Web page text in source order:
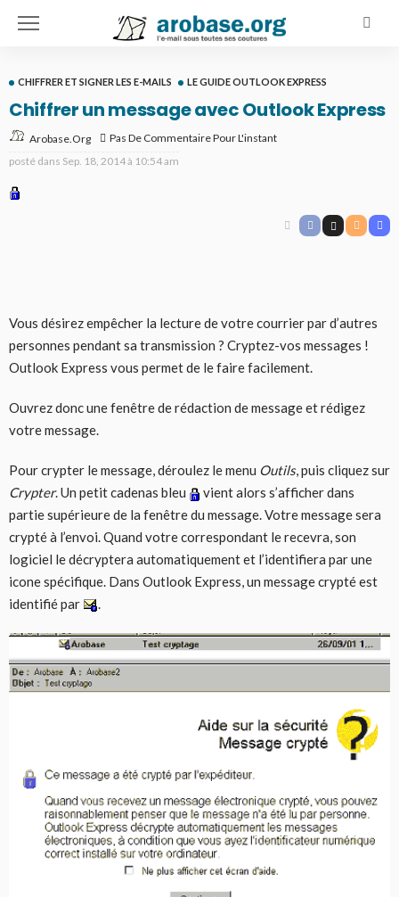
CHIFFRER ET SIGNER LES E-MAILS LE GUIDE OUTLOOK EXPRESS
Chiffrer un message avec Outlook Express
Arobase.org
Pas De Commentaire Pour L'instant
posté dans Sep. 18, 2014 à 10:54 am
Vous désirez empêcher la lecture de votre courrier par d’autres
personnes pendant sa transmission ? Cryptez-vos messages !
Outlook Express vous permet de le faire facilement.
Ouvrez donc une fenêtre de rédaction de message et rédigez
votre message.
Pour crypter le message, déroulez le menu Outils, puis cliquez sur
Crypter. Un petit cadenas bleu
vient alors s’afficher dans
partie supérieure de la fenêtre du message. Votre message sera
crypté à l’envoi. Quand votre correspondant le recevra, son
logiciel le décryptera automatiquement et l’identifiera par une
icone spécifique. Dans Outlook Express, un message crypté est
identifié par
.